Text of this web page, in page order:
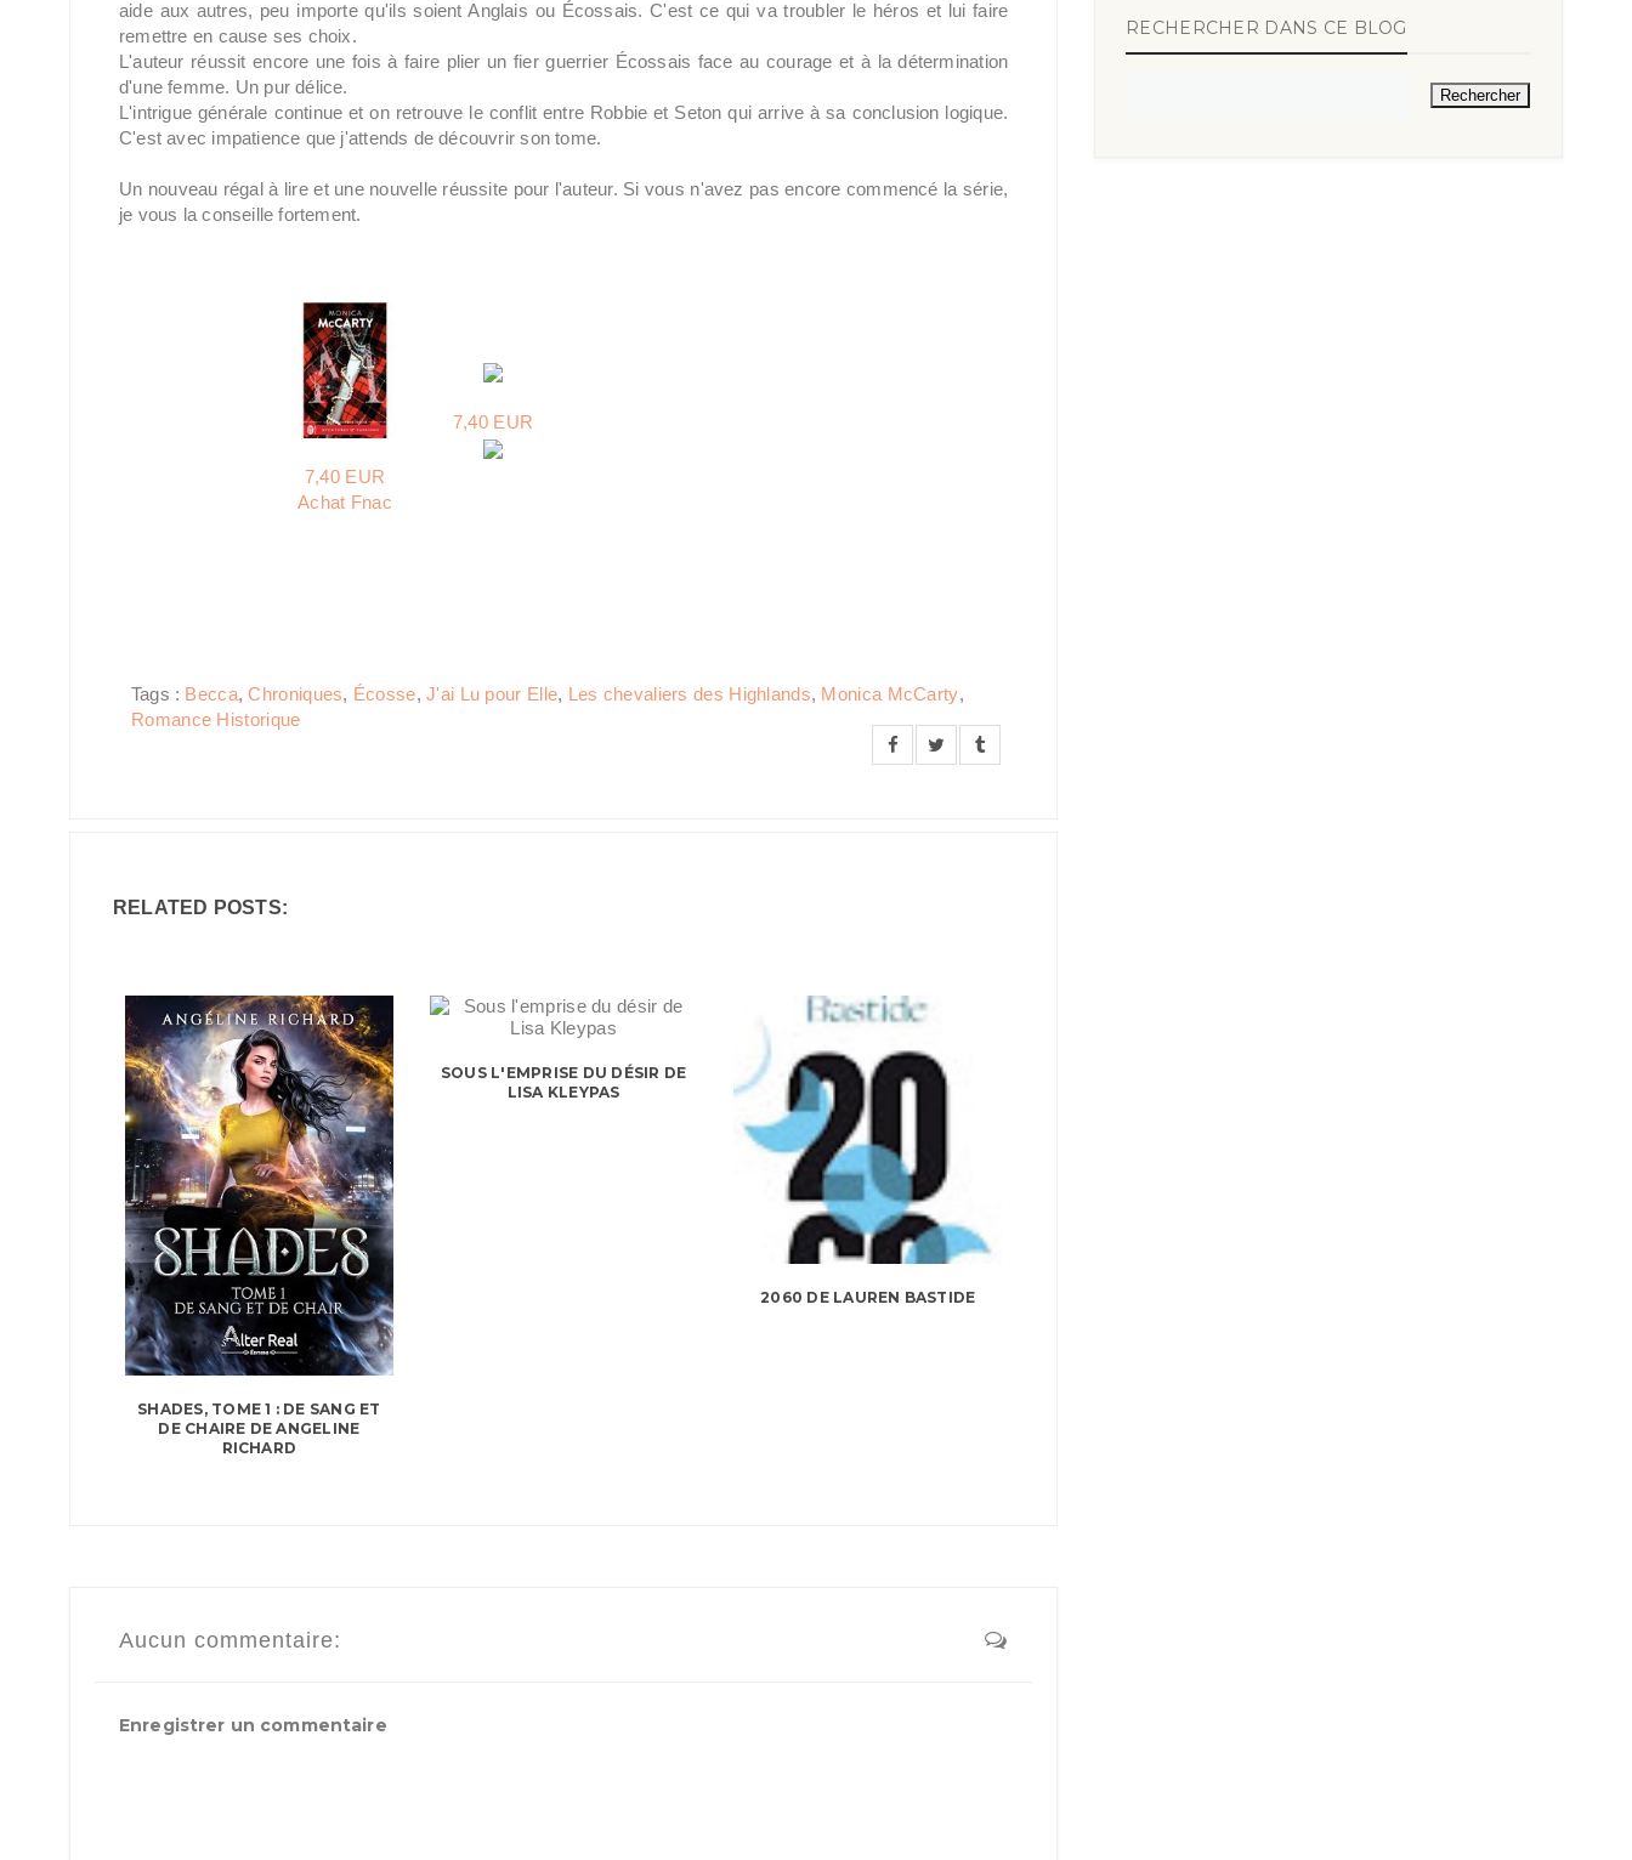
aide aux autres, peu importe qu'ils soient Anglais ou Écossais. C'est ce qui va troubler le héros et lui faire
remettre en cause ses choix.
L'auteur réussit encore une fois à faire plier un fier guerrier Écossais face au courage et à la détermination
d'une femme. Un pur délice.
L'intrigue générale continue et on retrouve le conflit entre Robbie et Seton qui arrive à sa conclusion logique.
C'est avec impatience que j'attends de découvrir son tome.
Un nouveau régal à lire et une nouvelle réussite pour l'auteur. Si vous n'avez pas encore commencé la série,
je vous la conseille fortement.
7,40 EUR
Achat Fnac
7,40 EUR
Tags : Becca,Chroniques, Écosse,J'ai Lu pour Elle, Les chevaliers des Highlands, Monica McCarty,
Romance Historique
RELATED POSTS:
SHADES, TOME 1 : DE SANG ET
DE CHAIRE DE ANGELINE
RICHARD
SOUS L'EMPRISE DU DÉSIR DE
LISA KLEYPAS
2060 DE LAUREN BASTIDE
Aucun commentaire:
Enregistrer un commentaire
RECHERCHER DANS CE BLOG